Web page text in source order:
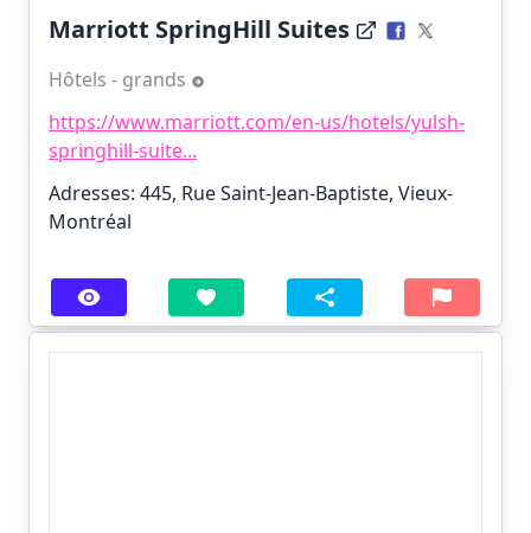
Marriott SpringHill Suites
Hôtels - grands
https://www.marriott.com/en-us/hotels/yulsh-
springhill-suite...
Adresses: 445, Rue Saint-Jean-Baptiste, Vieux-
Montréal